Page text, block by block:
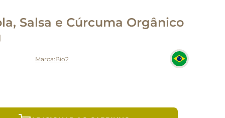
Salsa e Cúrcuma Orgânico
Bio2